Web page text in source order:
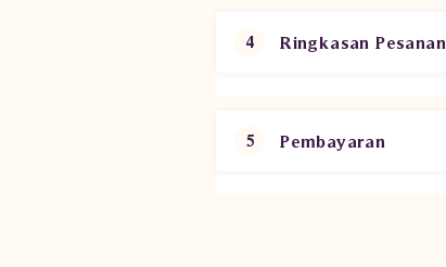
4 Ringkasan Pesanan
5 Pembayaran